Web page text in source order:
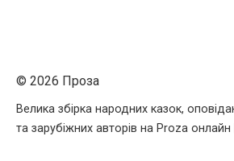
© 2026 Проза
Велика збірка народних казок,
та зарубіжних авторів на Proza онлайн |